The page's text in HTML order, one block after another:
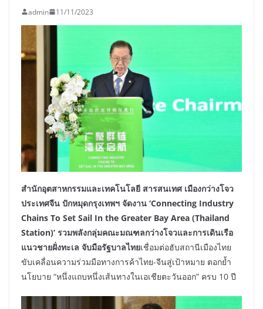
admin 11/11/2023
สำนักอุตสาหกรรมและเทคโนโลยี สารสนเทศ เมืองกว่างโจว
ประเทศจีน ปักหมุดกรุงเทพฯ จัดงาน ‘Connecting Industry
Chains To Set Sail In the Greater Bay Area (Thailand
Station)’ รวมพลังกลุ่มคณะมณฑลกว่างโจวและการเดินเรือ
แนวชายฝั่งทะเล จับมือรัฐบาลไทยเชื่อมต่อฮับสถานีเมืองไทย
ขับเคลื่อนความร่วมมือทางการค้าไทย-จีนสู่เป้าหมาย ตอกย้ำ
นโยบาย “หนึ่งแถบหนึ่งเส้นทางในเอเชียตะวันออก” ครบ 10 ปี